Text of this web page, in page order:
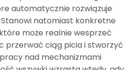
automatycznie rozwiązuje
natomiast konkretne
może realnie wesprzeć
przerwać ciąg picia i stworzyć
nad mechanizmami